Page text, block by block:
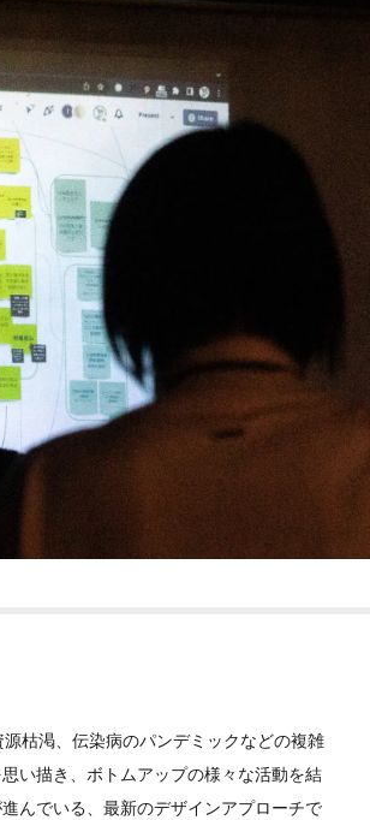
枯渇、伝染病のパンデミックなどの複雑
い描き、ボトムアップの様々な活動を結
んでいる、最新のデザインアプローチで